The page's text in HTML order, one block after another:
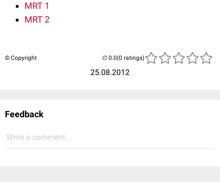
MRT 1
MRT 2
© Copyright
25.08.2012
(0 ratings)
Feedback
Write a comment...